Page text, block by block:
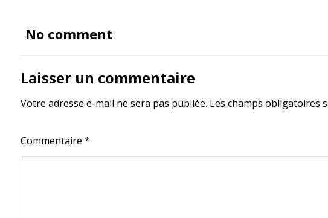
No comment
Laisser un commentaire
Votre adresse e-mail ne sera pas publiée. Les champs obligatoires
Commentaire *